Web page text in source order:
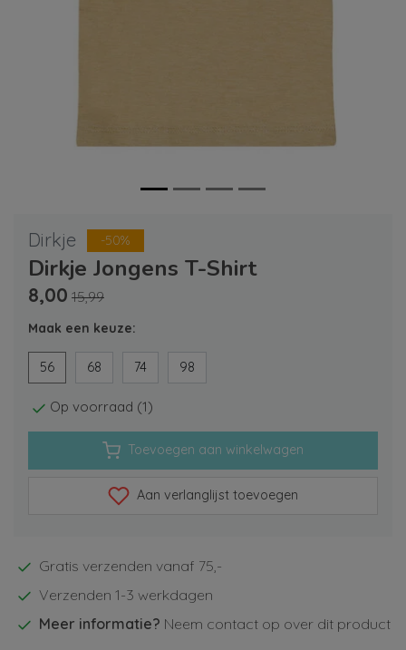
Dirkje -50%
Dirkje Jongens T-Shirt
8,00 15,99
Maak een keuze:
56 68 74 98
Op voorraad (1)
Toevoegen aan winkelwagen
Aan verlanglijst toevoegen
Gratis verzenden vanaf 75,-
Verzenden 1-3 werkdagen
Meer informatie? Neem contact op over dit product